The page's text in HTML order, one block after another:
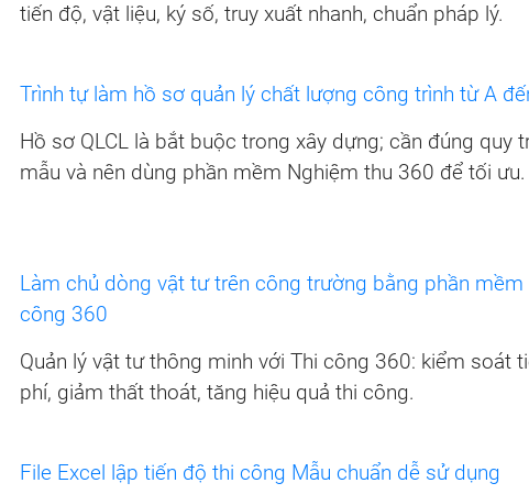
tiến độ, vật liệu, ký số, truy xuất nhanh, chuẩn pháp lý.
Trình tự làm hồ sơ quản lý chất lượng công trình từ A
Hồ sơ QLCL là bắt buộc trong xây dựng; cần đúng quy
mẫu và nên dùng phần mềm Nghiệm thu 360 để tối ưu.
Làm chủ dòng vật tư trên công trường bằng phần mềm
công 360
Quản lý vật tư thông minh với Thi công 360: kiểm soát
phí, giảm thất thoát, tăng hiệu quả thi công.
File Excel lập tiến độ thi công Mẫu chuẩn dễ sử dụng